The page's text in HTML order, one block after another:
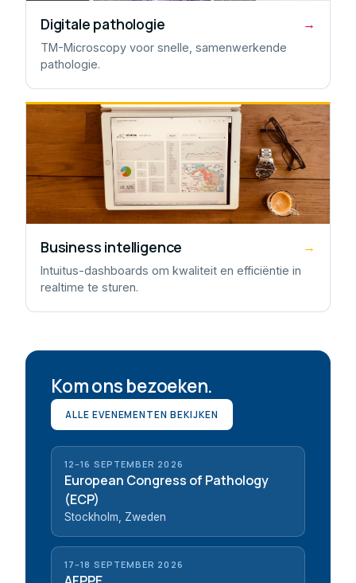
Digitale pathologie →
TM-Microscopy voor snelle, samenwerkende
pathologie.
Business intelligence →
Intuitus-dashboards om kwaliteit en efficiëntie in
realtime te sturen.
Kom ons bezoeken.
ALLE EVENEMENTEN BEKIJKEN
12–16 SEPTEMBER 2026
European Congress of Pathology
(ECP)
Stockholm, Zweden
17–18 SEPTEMBER 2026